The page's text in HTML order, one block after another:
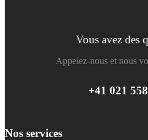
Vous avez des
Appelez-nous et nous
+41 021
Nos services